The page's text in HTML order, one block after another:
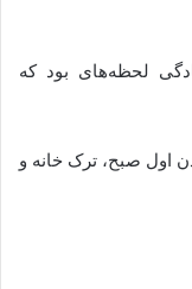
لحظه‌های بود که
اول صبح، ترک خانه و